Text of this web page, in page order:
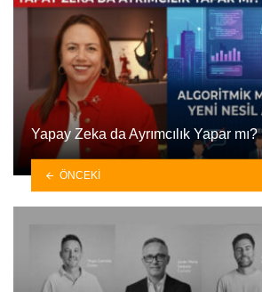
Yapay Zeka da Ayrımcılık Yapar mı?
ÖNCEKI